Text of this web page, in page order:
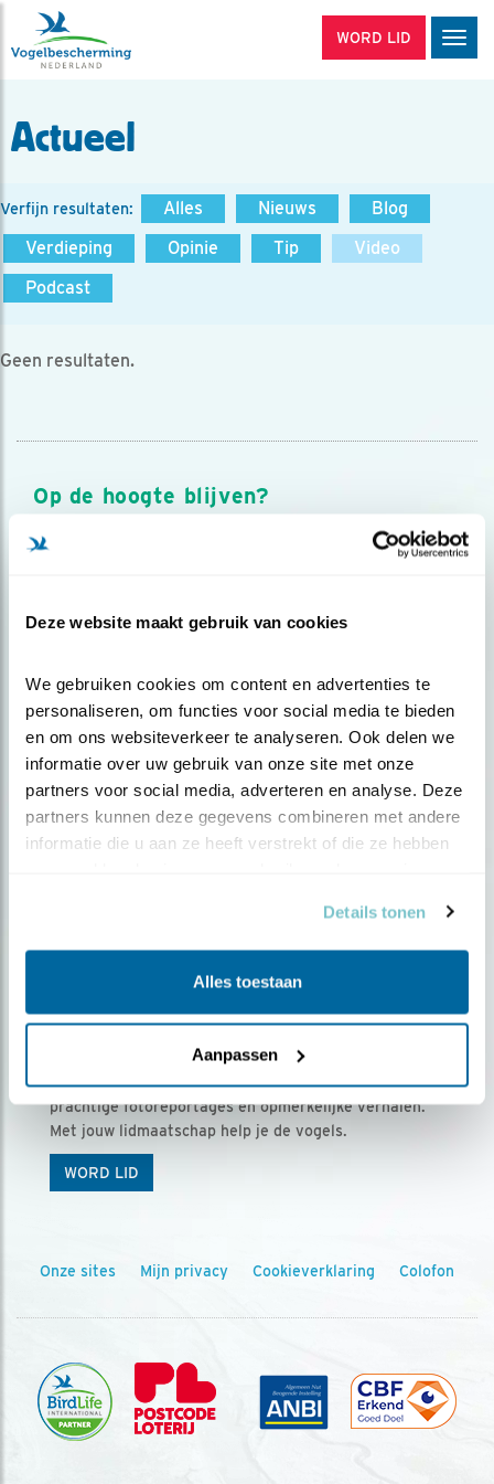
Deze website maakt gebruik van cookies
We gebruiken cookies om content en advertenties te
personaliseren, om functies voor social media te bieden
en om ons websiteverkeer te analyseren. Ook delen we
informatie over uw gebruik van onze site met onze
partners voor social media, adverteren en analyse. Deze
partners kunnen deze gegevens combineren met andere
informatie die u aan ze heeft verstrekt of die ze hebben
Details tonen
Alles toestaan
Aanpassen
WORD LID
Actueel
Verfijn resultaten: Alles Nieuws
Blog
Verdieping
Opinie Tip
Video
Podcast
Geen resultaten.
Op de hoogte blijven?
Meld je aan en ontvang nieuws, inspiratie, acties en tips
over vogels en activiteiten van Vogelbescherming.
Ontvang 5 x Vogels voor € 36,00 per jaar
Vogels is het tijdschrift voor onze leden, met
prachtige fotoreportages en opmerkelijke verhalen.
Met jouw lidmaatschap help je de vogels.
WORD LID
Onze sites Mijn privacy Cookieverklaring Colofon